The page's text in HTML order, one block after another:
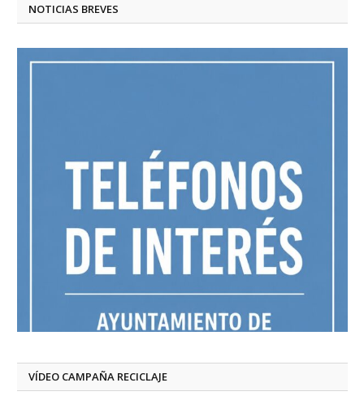
NOTICIAS BREVES
VÍDEO CAMPAÑA RECICLAJE